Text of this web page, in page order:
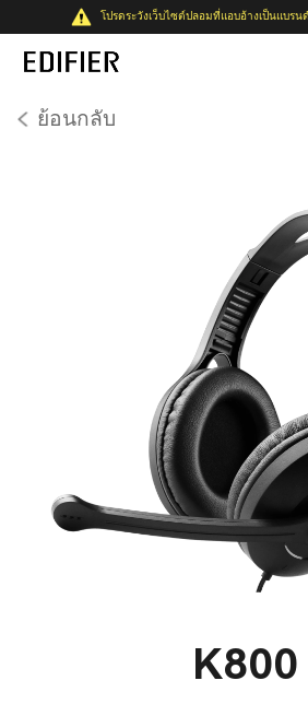
โปรดระวังเว็บไซต์ปลอมที่แอบอ้างเป็นแบรน
ย้อนกลับ
K800